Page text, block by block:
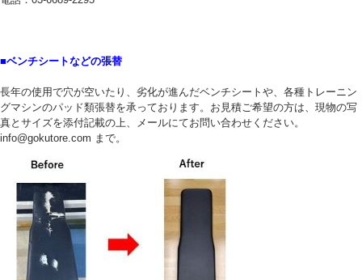
■ベンチシートなどの張替
長年の使用で穴が空いたり、劣化が進んだベンチシートや、各種トレーニン
グマシンのパッド類張替を承っております。お見積ご希望の方は、現物の写
真とサイズを添付記載の上、メールにてお問い合わせください。
info@gokutore.com まで。